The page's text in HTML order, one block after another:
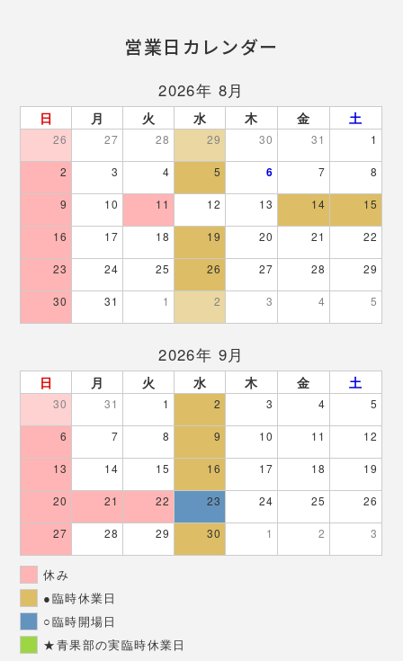
営業日カレンダー
2026年 8月
日 月 火 水 木 金 土
26 27 28 29 30 31 1
2 3 4 5 6 7 8
9 10 11 12 13 14 15
16 17 18 19 20 21 22
23 24 25 26 27 28 29
30 31 1 2 3 4 5
2026年 9月
日 月 火 水 木 金 土
30 31 1 2 3 4 5
6 7 8 9 10 11 12
13 14 15 16 17 18 19
20 21 22 23 24 25 26
27 28 29 30 1 2 3
休み
●臨時休業日
○臨時開場日
★青果部の実臨時休業日